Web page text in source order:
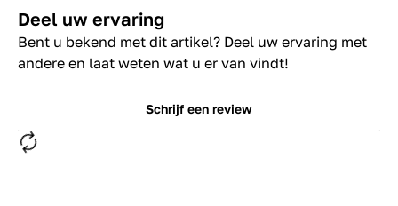
Deel uw ervaring
Bent u bekend met dit artikel? Deel uw ervaring met
andere en laat weten wat u er van vindt!
Schrijf een review